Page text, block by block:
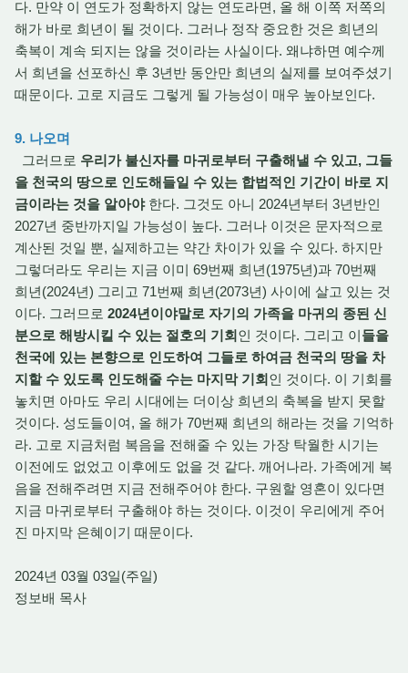
다. 만약 이 연도가 정확하지 않는 연도라면, 올 해 이쪽 저쪽의
해가 바로 희년이 될 것이다. 그러나 정작 중요한 것은 희년의
축복이 계속 되지는 않을 것이라는 사실이다. 왜냐하면 예수께
서 희년을 선포하신 후 3년반 동안만 희년의 실제를 보여주셨기
때문이다. 고로 지금도 그렇게 될 가능성이 매우 높아보인다.
9. 나오며
그러므로 우리가 불신자를 마귀로부터 구출해낼 수 있고, 그들
을 천국의 땅으로 인도해들일 수 있는 합법적인 기간이 바로 지
금이라는 것을 알아야한다. 그것도 아니 2024년부터 3년반인
2027년 중반까지일 가능성이 높다. 그러나 이것은 문자적으로
계산된 것일 뿐, 실제하고는 약간 차이가 있을 수 있다. 하지만
그렇더라도 우리는 지금 이미 69번째 희년(1975년)과 70번째
희년(2024년) 그리고 71번째 희년(2073년) 사이에 살고 있는 것
이다. 그러므로 2024년이야말로 자기의 가족을 마귀의 종된 신
분으로 해방시킬 수 있는 절호의 기회인 것이다. 그리고 이들을
천국에 있는 본향으로 인도하여 그들로 하여금 천국의 땅을 차
지할 수 있도록 인도해줄 수는 마지막 기회인 것이다. 이 기회를
놓치면 아마도 우리 시대에는 더이상 희년의 축복을 받지 못할
것이다. 성도들이여, 올 해가 70번째 희년의 해라는 것을 기억하
라. 고로 지금처럼 복음을 전해줄 수 있는 가장 탁월한 시기는
이전에도 없었고 이후에도 없을 것 같다. 깨어나라. 가족에게 복
음을 전해주려면 지금 전해주어야 한다. 구원할 영혼이 있다면
지금 마귀로부터 구출해야 하는 것이다. 이것이 우리에게 주어
진 마지막 은혜이기 때문이다.
2024년 03월 03일(주일)
정보배 목사